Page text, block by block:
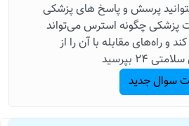
پرسش و پاسخ های پزشکی
پزشکی چگونه استرس می‌تواند
و راه‌های مقابله با آن را از
24 بپرسید
سوال جدید